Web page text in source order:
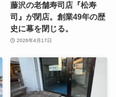
藤沢の老舗寿司店『松寿
司』が閉店。創業49年の歴
史に幕を閉じる。
2026年4月17日